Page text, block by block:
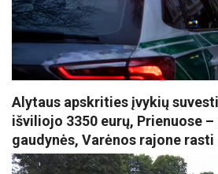
Alytaus apskrities įvykių
išviliojo 3350 eurų, Prienuose
gaudynės, Varėnos rajone